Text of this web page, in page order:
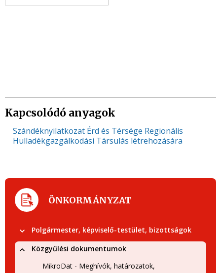
Kapcsolódó anyagok
Szándéknyilatkozat Érd és Térsége Regionális
Hulladékgazgálkodási Társulás létrehozására
ÖNKORMÁNYZAT
Polgármester, képviselő-testület, bizottságok
Közgyűlési dokumentumok
MikroDat - Meghívók, határozatok,